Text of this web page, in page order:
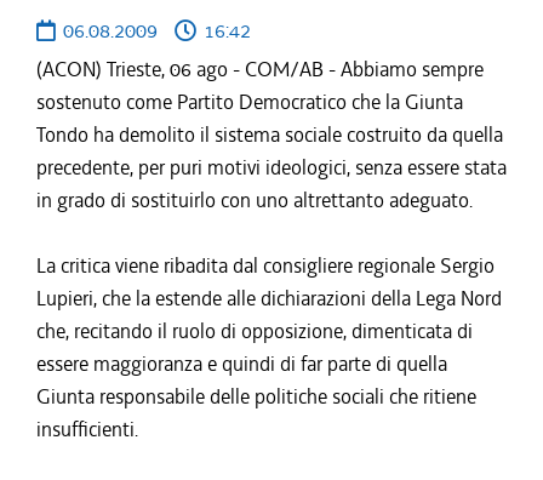
06.08.2009
16:42
(ACON) Trieste, 06 ago - COM/AB - Abbiamo sempre
sostenuto come Partito Democratico che la Giunta
Tondo ha demolito il sistema sociale costruito da quella
precedente, per puri motivi ideologici, senza essere stata
in grado di sostituirlo con uno altrettanto adeguato.
La critica viene ribadita dal consigliere regionale Sergio
Lupieri, che la estende alle dichiarazioni della Lega Nord
che, recitando il ruolo di opposizione, dimenticata di
essere maggioranza e quindi di far parte di quella
Giunta responsabile delle politiche sociali che ritiene
insufficienti.